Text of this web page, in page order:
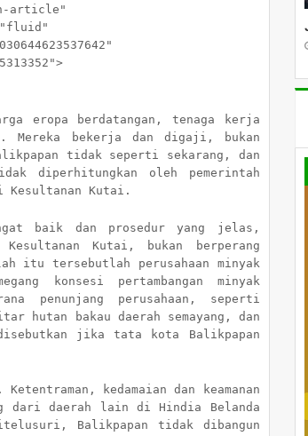
article"
eropa berdatangan, tenaga kerja
Mereka bekerja dan digaji, bukan
tidak seperti sekarang, dan
diperhitungkan oleh pemerintah
Kesultanan Kutai.
baik dan prosedur yang jelas,
Kutai, bukan berperang
itu tersebutlah perusahaan minyak
konsesi pertambangan minyak
penunjang perusahaan, seperti
hutan bakau daerah semayang, dan
disebutkan jika tata kota Balikpapan
kedamaian dan keamanan
dari daerah lain di Hindia Belanda
Balikpapan tidak dibangun